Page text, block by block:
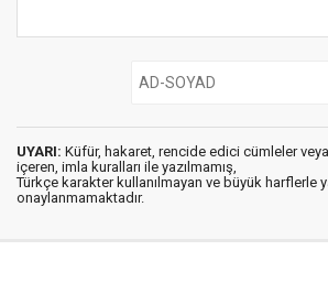
UYARI: Küfür, hakaret, rencide edici cümleler
içeren, imla kuralları ile yazılmamış,
Türkçe karakter kullanılmayan ve büyük harflerle
onaylanmamaktadır.